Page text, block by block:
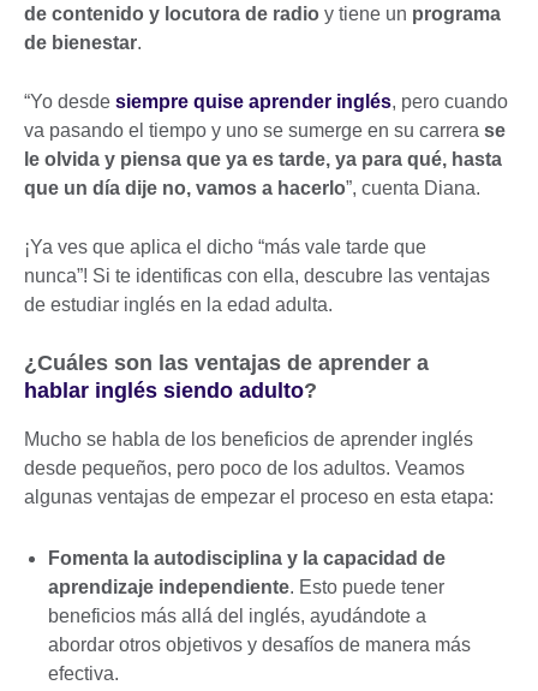
de contenido y locutora de radio y tiene un programa
de bienestar.
“Yo desde siempre quise aprender inglés, pero cuando
va pasando el tiempo y uno se sumerge en su carrera se
le olvida y piensa que ya es tarde, ya para qué, hasta
que un día dije no, vamos a hacerlo”, cuenta Diana.
¡Ya ves que aplica el dicho “más vale tarde que
nunca”! Si te identificas con ella, descubre las ventajas
de estudiar inglés en la edad adulta.
¿Cuáles son las ventajas de aprender a
hablar inglés siendo adulto?
Mucho se habla de los beneficios de aprender inglés
desde pequeños, pero poco de los adultos. Veamos
algunas ventajas de empezar el proceso en esta etapa:
Fomenta la autodisciplina y la capacidad de
aprendizaje independiente. Esto puede tener
beneficios más allá del inglés, ayudándote a
abordar otros objetivos y desafíos de manera más
efectiva.